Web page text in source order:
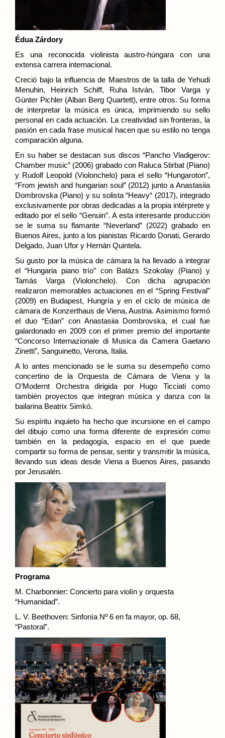
Édua Zárdory
Es una reconocida violinista austro-húngara con una
extensa carrera internacional.
Creció bajo la influencia de Maestros de la talla de Yehudi
Menuhin, Heinrich Schiff, Ruha István, Tibor Varga y
Günter Pichler (Alban Berg Quartett), entre otros. Su forma
de interpretar la música es única, imprimiendo su sello
personal en cada actuación. La creatividad sin fronteras, la
pasión en cada frase musical hacen que su estilo no tenga
comparación alguna.
En su haber se destacan sus discos “Pancho Vladigerov:
Chamber music” (2006) grabado con Raluca Stirbat (Piano)
y Rudolf Leopold (Violonchelo) para el sello “Hungaroton”,
“From jewish and hungarian soul” (2012) junto a Anastasiia
Dombrovska (Piano) y su solista “Heavy“ (2017), integrado
exclusivamente por obras dedicadas a la propia intérprete y
editado por el sello “Genuin”. A esta interesante producción
se le suma su flamante “Neverland” (2022) grabado en
Buenos Aires, junto a los pianistas Ricardo Donati, Gerardo
Delgado, Juan Ufor y Hernán Quintela.
Su gusto por la música de cámara la ha llevado a integrar
el “Hungaria piano trío” con Balázs Szokolay (Piano) y
Tamás Varga (Violonchelo). Con dicha agrupación
realizaron memorables actuaciones en el “Spring Festival”
(2009) en Budapest, Hungría y en el ciclo de música de
cámara de Konzerthaus de Viena, Austria. Asimismo formó
el duo “Edan” con Anastasiia Dombrovska, el cual fue
galardonado en 2009 con el primer premio del importante
“Concorso Internazionale di Musica da Camera Gaetano
Zinetti”, Sanguinetto, Verona, Italia.
A lo antes mencionado se le suma su desempeño como
concertino de la Orquesta de Cámara de Viena y la
O’Modernt Orchestra dirigida por Hugo Ticciati como
también proyectos que integran música y danza con la
bailarina Beatrix Simkó.
Su espíritu inquieto ha hecho que incursione en el campo
del dibujo como una forma diferente de expresión como
también en la pedagogía, espacio en el que puede
compartir su forma de pensar, sentir y transmitir la música,
llevando sus ideas desde Viena a Buenos Aires, pasando
por Jerusalén.
Programa
M. Charbonnier: Concierto para violín y orquesta
“Humanidad”.
L. V. Beethoven: Sinfonía Nº 6 en fa mayor, op. 68,
“Pastoral”.